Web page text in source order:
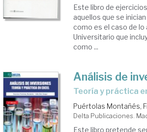
Este libro de
aquellos que se
como es el caso de
Universitario que
como ...
Análisis de
teoría y práctica
Puértolas Montañés,
Delta Publicaciones.
Este libro pretende